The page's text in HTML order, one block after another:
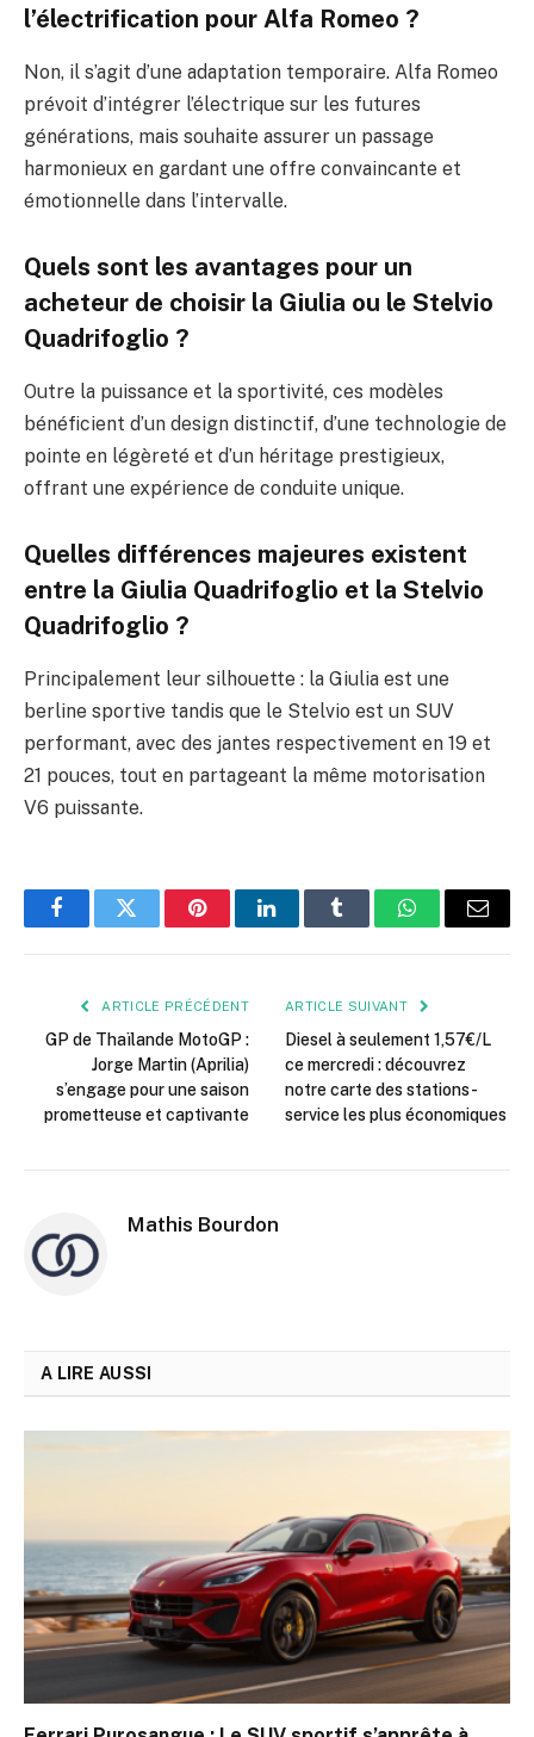
l’électrification pour Alfa Romeo ?
Non, il s’agit d’une adaptation temporaire. Alfa Romeo
prévoit d’intégrer l’électrique sur les futures
générations, mais souhaite assurer un passage
harmonieux en gardant une offre convaincante et
émotionnelle dans l’intervalle.
Quels sont les avantages pour un
acheteur de choisir la Giulia ou le Stelvio
Quadrifoglio ?
Outre la puissance et la sportivité, ces modèles
bénéficient d’un design distinctif, d’une technologie de
pointe en légèreté et d’un héritage prestigieux,
offrant une expérience de conduite unique.
Quelles différences majeures existent
entre la Giulia Quadrifoglio et la Stelvio
Quadrifoglio ?
Principalement leur silhouette : la Giulia est une
berline sportive tandis que le Stelvio est un SUV
performant, avec des jantes respectivement en 19 et
21 pouces, tout en partageant la même motorisation
V6 puissante.
FacebookTwitter PinterestLinkedInTumblr WhatsApp
E-
ARTICLE PRÉCÉDENT
GP de Thaïlande MotoGP :
Jorge Martin (Aprilia)
s’engage pour une saison
prometteuse et captivante
ARTICLE SUIVANT
Diesel à seulement 1,57€/L
ce mercredi : découvrez
notre carte des stations-
service les plus économiques
Mathis Bourdon
A LIRE AUSSI